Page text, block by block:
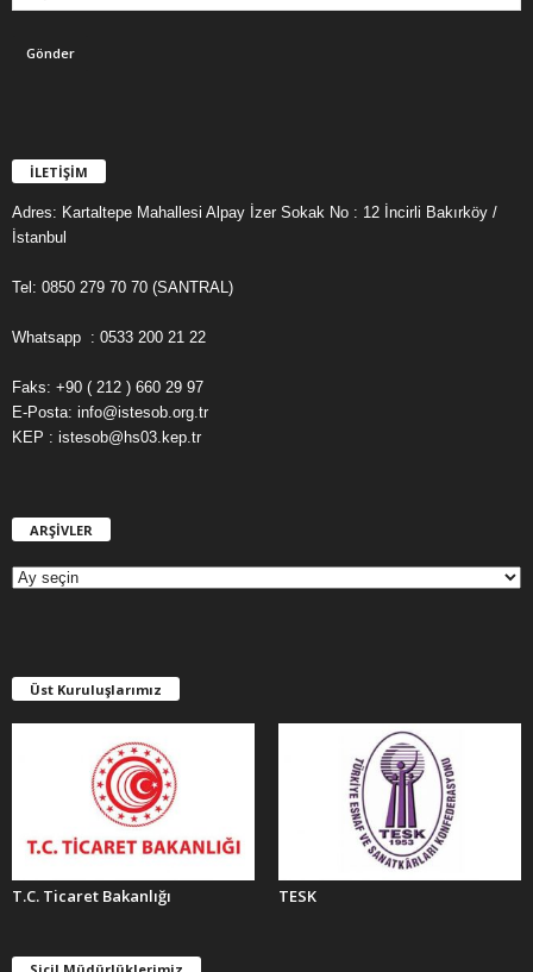
İLETİŞİM
Adres: Kartaltepe Mahallesi Alpay İzer Sokak No : 12 İncirli Bakırköy /
İstanbul
Tel: 0850 279 70 70 (SANTRAL)
Whatsapp : 0533 200 21 22
Faks: +90 ( 212 ) 660 29 97
E-Posta: info@istesob.org.tr
KEP : istesob@hs03.kep.tr
ARŞİVLER
E
R
Üst Kuruluşlarımız
T.C. Ticaret Bakanlığı TESK